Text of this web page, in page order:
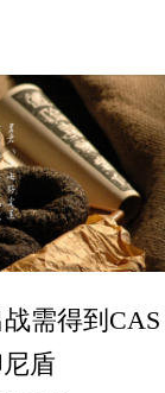
需得到CAS
盾